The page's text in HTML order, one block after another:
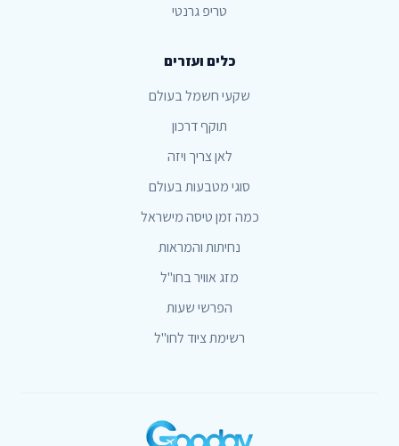
טריפ גרנטי
כלים ועזרים
שקעי חשמל בעולם
תוקף דרכון
לאן צריך ויזה
סוגי מטבעות בעולם
כמה זמן טיסה מישראל
נחיתות והמראות
מזג אוויר בחו"ל
הפרשי שעות
רשימת ציוד לחו"ל